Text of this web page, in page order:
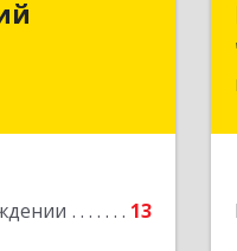
13
Подробнее